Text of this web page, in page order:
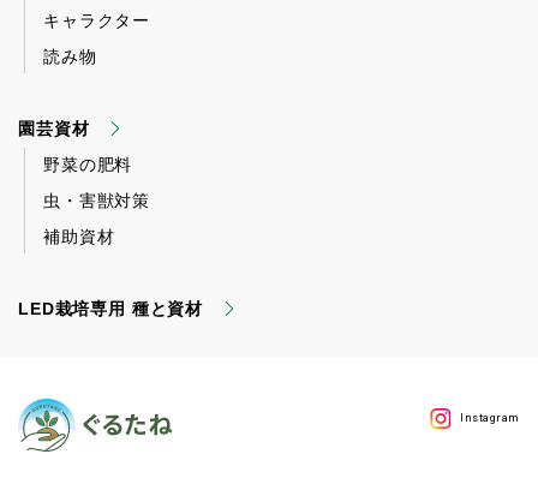
キャラクター
読み物
園芸資材
野菜の肥料
虫・害獣対策
補助資材
LED栽培専用 種と資材
Instagram